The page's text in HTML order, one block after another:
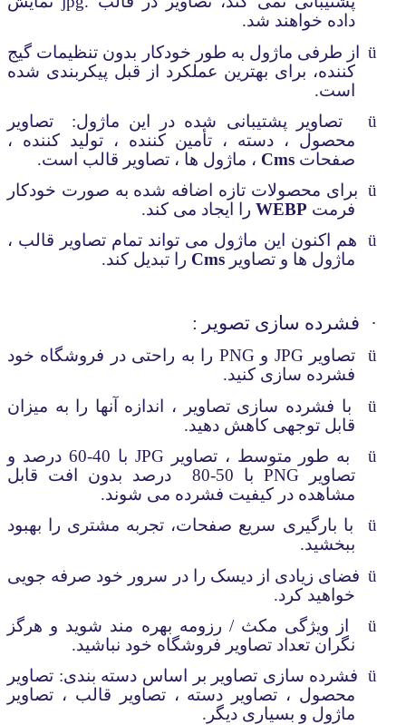
داده خواهند شد.
ü از طرفی ماژول به طور خودکار بدون تنظیمات گیج
کننده، برای بهترین عملکرد از قبل پیکربندی شده
است.
ü
تصاویر پشتیبانی شده در این ماژول:
تصاویر
محصول ، دسته ، تأمین کننده ، تولید کننده ،
صفحات Cms ، ماژول ها ، تصاویر قالب است.
ü برای محصولات تازه اضافه شده به صورت خودکار
فرمت WEBP را ایجاد می کند.
ü
هم اکنون این ماژول می تواند تمام تصاویر قالب ،
ماژول ها و تصاویر Cms را تبدیل کند.
· فشرده سازی تصویر :
ü تصاویر JPG و PNG را به راحتی در فروشگاه خود
فشرده سازی کنید.
ü
با فشرده سازی تصاویر ، اندازه آنها را به میزان
قابل توجهی کاهش دهید.
ü
به طور متوسط ، تصاویر JPG
با 40-60 درصد و
تصاویر PNG با 50-80
درصد بدون افت قابل
مشاهده در کیفیت فشرده می شوند.
ü
با بارگیری سریع صفحات، تجربه مشتری را بهبود
ببخشید.
ü فضای زیادی از دیسک را در سرور خود صرفه جویی
خواهید کرد.
ü
از ویژگی مکث / رزومه بهره مند شوید و هرگز
نگران تعداد تصاویر فروشگاه خود نباشید.
ü فشرده سازی تصاویر بر اساس دسته بندی: تصاویر
محصول ، تصاویر دسته ، تصاویر قالب ، تصاویر
ماژول و بسیاری دیگر.